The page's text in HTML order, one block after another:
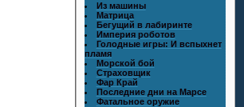
Из машины
Матрица
Бегущий в лабиринте
Империя роботов
Голодные игры: И вспыхнет
пламя
Морской бой
Страховщик
Фар Край
Последние дни на Марсе
Фатальное оружие